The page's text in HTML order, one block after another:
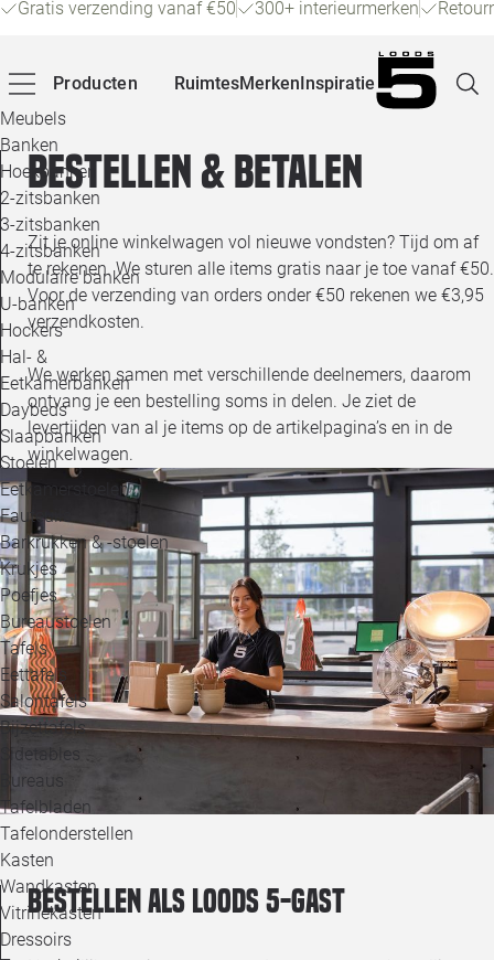
Gratis verzending vanaf €50 300+ interieurmerken
Producten
Meubels
Banken
Hoekbanken
2-zitsbanken
3-zitsbanken
4-zitsbanken
Modulaire banken
U-banken
Hockers
Hal- &
Eetkamerbanken
Daybeds
Slaapbanken
Stoelen
Eetkamerstoelen
Fauteuils
Barkrukken & -stoelen
Krukjes
Poefjes
Bureaustoelen
Tafels
Eettafels
Salontafels
Bijzettafels
Sidetables
Bureaus
Tafelbladen
Tafelonderstellen
Kasten
Wandkasten
Vitrinekasten
Dressoirs
RuimtesMerkenInspiratie
Alle
Bestellen & betalen
Zit je online winkelwagen vol nieuwe vondsten? Tijd om af
te rekenen. We sturen alle items gratis naar je toe vanaf €50.
Voor de verzending van orders onder €50 rekenen we €3,95
verzendkosten.
We werken samen met verschillende deelnemers, daarom
ontvang je een bestelling soms in delen. Je ziet de
levertijden van al je items op de artikelpagina’s en in de
winkelwagen.
Bestellen als Loods 5-gast